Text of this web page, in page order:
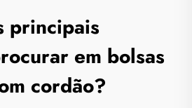
principais
em bolsas
cordão?